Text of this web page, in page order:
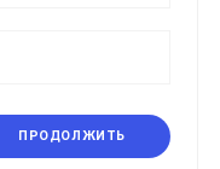
ПРОДОЛЖИТЬ